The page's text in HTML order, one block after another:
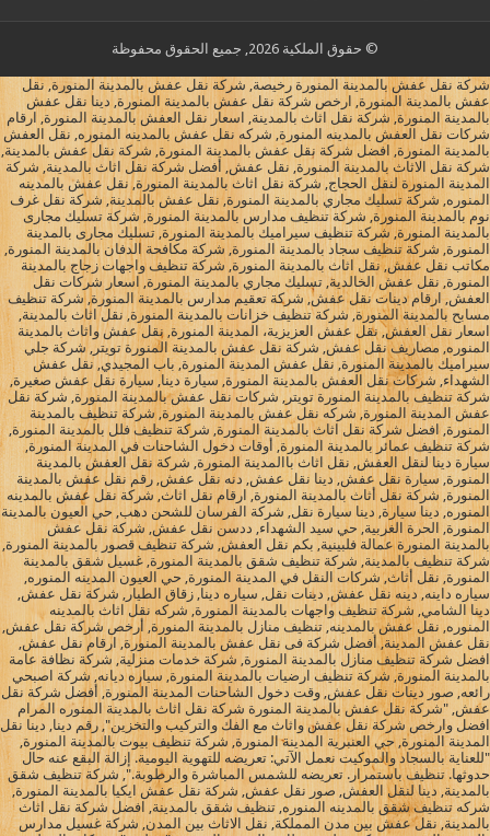
© حقوق الملكية 2026, جميع الحقوق محفوظة
شركة نقل عفش بالمدينة المنورة رخيصة, شركة نقل عفش بالمدينة المنورة, نقل
عفش بالمدينة المنورة, ارخص شركة نقل عفش بالمدينة المنورة, دينا نقل عفش
بالمدينة المنورة, شركة نقل اثاث بالمدينة, اسعار نقل العفش بالمدينة المنورة, ارقام
شركات نقل العفش بالمدينه المنورة, شركه نقل عفش بالمدينه المنوره, نقل العفش
بالمدينة المنورة, افضل شركة نقل عفش بالمدينة المنورة, شركة نقل عفش بالمدينة,
شركة نقل الاثاث بالمدينة المنورة, نقل عفش, أفضل شركة نقل اثاث بالمدينة, شركة
المدينة المنورة لنقل الحجاج, شركة نقل اثاث بالمدينة المنورة, نقل عفش بالمدينه
المنوره, شركة تسليك مجاري بالمدينة المنورة, نقل عفش بالمدينة, شركة نقل غرف
نوم بالمدينة المنورة, شركة تنظيف مدارس بالمدينة المنورة, شركة تسليك مجارى
بالمدينة المنورة, شركة تنظيف سيراميك بالمدينة المنورة, تسليك مجارى بالمدينة
المنورة, شركة تنظيف سجاد بالمدينة المنورة, شركة مكافحة الدفان بالمدينة المنورة,
مكاتب نقل عفش, نقل اثاث بالمدينة المنورة, شركة تنظيف واجهات زجاج بالمدينة
المنورة, نقل عفش الخالدية, تسليك مجاري بالمدينة المنورة, اسعار شركات نقل
العفش, ارقام دينات نقل عفش, شركة تعقيم مدارس بالمدينة المنورة, شركة تنظيف
مسابح بالمدينة المنورة, شركة تنظيف خزانات بالمدينة المنورة, نقل اثاث بالمدينة,
اسعار نقل العفش, نقل عفش العزيزية، المدينة المنورة, نقل عفش واثاث بالمدينة
المنوره, مصاريف نقل عفش, شركة نقل عفش بالمدينة المنورة تويتر, شركة جلي
سيراميك بالمدينة المنورة, نقل عفش المدينة المنورة, باب المجيدي, نقل عفش
الشهداء, شركات نقل العفش بالمدينة المنورة, سيارة دينا, سيارة نقل عفش صغيرة,
شركة تنظيف بالمدينة المنورة تويتر, شركات نقل عفش بالمدينة المنورة, شركة نقل
عفش المدينة المنورة, شركه نقل عفش بالمدينة المنورة, شركة تنظيف بالمدينة
المنورة, افضل شركة نقل اثاث بالمدينة المنورة, شركة تنظيف فلل بالمدينة المنورة,
شركة تنظيف عمائر بالمدينة المنورة, أوقات دخول الشاحنات في المدينة المنورة,
سيارة دينا لنقل العفش, نقل اثاث باالمدينة المنورة, شركة نقل العفش بالمدينة
المنورة, سيارة نقل عفش, دينا نقل عفش, دنه نقل عفش, رقم نقل عفش بالمدينة
المنورة, شركة نقل أثاث بالمدينة المنورة, ارقام نقل اثاث, شركة نقل عفش بالمدينه
المنوره, دينا سيارة, دينا سيارة نقل, شركة الفرسان للشحن دهب, حي العيون بالمدينة
المنورة, الحرة الغربية, حي سيد الشهداء, ددسن نقل عفش, شركة نقل عفش
بالمدينة المنورة عمالة فلبينية, بكم نقل العفش, شركة تنظيف قصور بالمدينة المنورة,
شركة تنظيف بالمدينة, شركة تنظيف شقق بالمدينة المنورة, غسيل شقق بالمدينة
المنورة, نقل أثاث, شركات النقل في المدينة المنورة, حي العيون المدينه المنوره,
سياره داينه, دينه نقل عفش, دينات نقل, سياره دينا, زقاق الطيار, شركة نقل عفش,
دينا الشامي, شركة تنظيف واجهات بالمدينة المنورة, شركه نقل اثاث بالمدينه
المنوره, نقل عفش بالمدينه, تنظيف منازل بالمدينة المنورة, أرخص شركة نقل عفش,
نقل عفش المدينة, أفضل شركة فى نقل عفش بالمدينة المنورة, ارقام نقل عفش,
افضل شركة تنظيف منازل بالمدينة المنورة, شركة خدمات منزلية, شركة نظافة عامة
بالمدينة المنورة, شركة تنظيف ارضيات بالمدينة المنورة, سياره ديانه, شركة اصبحي
رائعه, صور دينات نقل عفش, وقت دخول الشاحنات المدينة المنورة, أفضل شركة نقل
عفش, "شركة نقل عفش بالمدينة المنورة شركة نقل اثاث بالمدينة المنوره المرام
افضل وارخص شركة نقل عفش واثاث مع الفك والتركيب والتخزين", رقم دينا, دينا نقل
المدينة المنورة, حي العنبرية المدينة المنورة, شركة تنظيف بيوت بالمدينة المنورة,
"للعناية بالسجاد والموكيت نعمل الآتي: تعريضه للتهوية اليومية. إزالة البقع عنه حال
حدوثها. تنظيف باستمرار. تعريضه للشمس المباشرة والرطوبة.", شركة تنظيف شقق
بالمدينة, دينا لنقل العفش, صور نقل عفش, شركة نقل عفش ايكيا بالمدينة المنورة,
شركه تنظيف شقق بالمدينه المنوره, تنظيف شقق بالمدينة, افضل شركة نقل اثاث
بالمدينة, نقل عفش بين مدن المملكة, نقل الاثاث بين المدن, شركة غسيل مدارس